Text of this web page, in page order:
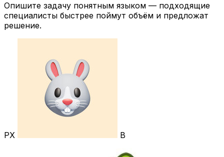
Опишите задачу понятным языком — подходящие
специалисты быстрее поймут объём и предложат
решение.
РХ В